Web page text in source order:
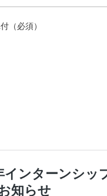
（必須）